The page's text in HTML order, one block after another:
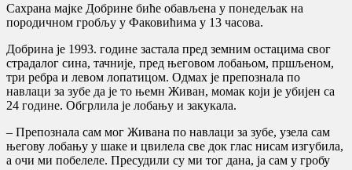
Сахрана мајке Добрине биће обављена у понедељак на
породичном гробљу у Факовићима у 13 часова.
Добрина је 1993. године застала пред земним остацима свог
страдалог сина, тачније, пред његовом лобањом, пршљеном,
три ребра и левом лопатицом. Одмах је препознала по
навлаци за зубе да је то њемн Живан, момак који је убијен са
24 године. Обгрлила је лобању и закукала.
– Препознала сам мог Живана по навлаци за зубе, узела сам
његову лобању у шаке и цвилела све док глас нисам изгубила,
а очи ми побелеле. Пресудили су ми тог дана, ја сам у гробу